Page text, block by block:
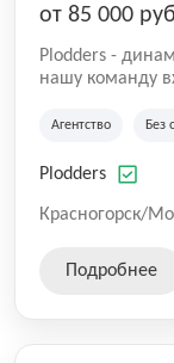
от 85 000
Plodders -
нашу команду
на рынке
оказываемых
Агентство Без
Plodders
Красногорск/
Подробнее